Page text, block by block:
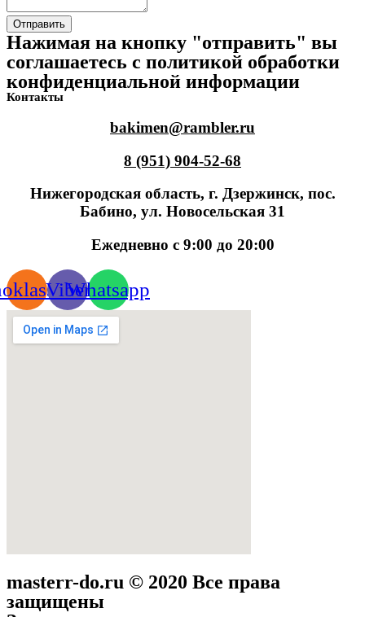
Отправить
Нажимая на кнопку "отправить" вы
соглашаетесь с политикой обработки
конфиденциальной информации
Контакты
bakimen@rambler.ru
8 (951) 904-52-68
Нижегородская область, г. Дзержинск, пос.
Бабино, ул. Новосельская 31
Ежедневно с 9:00 до 20:00
ViberWhatsapp
masterr-do.ru © 2020 Все права
защищены